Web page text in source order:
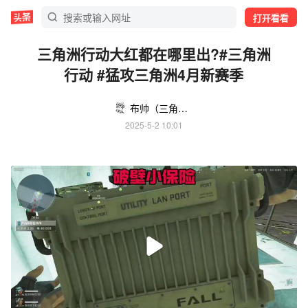
打开看看
三角洲行动大红都在哪里出?#三角洲
行动 #猛攻三角洲4月新赛季
布帅（三角洲行动）
2025-5-2 10:01